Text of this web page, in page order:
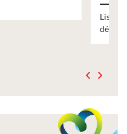
du 19 décembre 2025